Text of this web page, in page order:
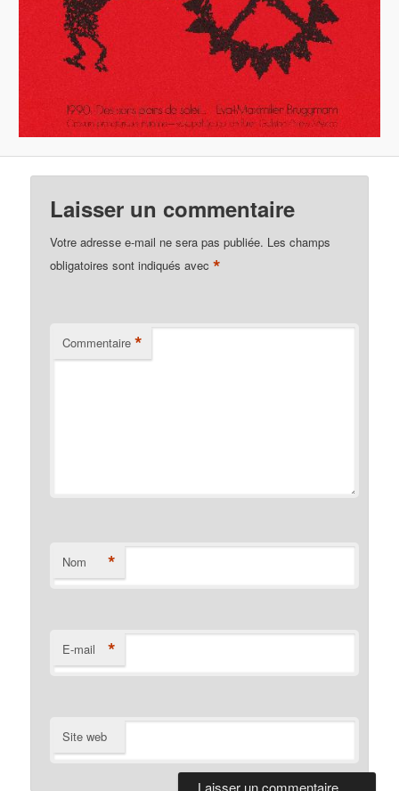
Laisser un commentaire
Votre adresse e-mail ne sera pas publiée. Les champs
obligatoires sont indiqués avec*
Commentaire *
Nom *
E-mail *
Site web